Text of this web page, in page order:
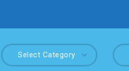
Select Category